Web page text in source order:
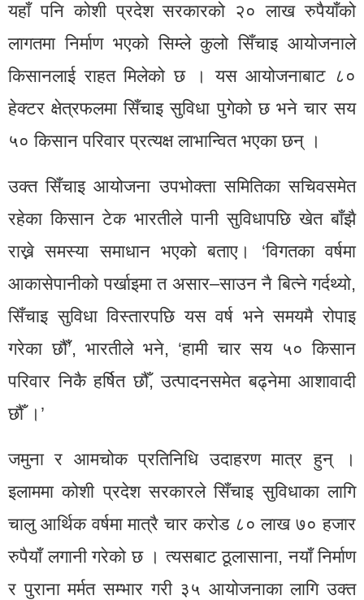
यहाँ पनि कोशी प्रदेश सरकारको २० लाख रुपैयाँको
लागतमा निर्माण भएको सिम्ले कुलो सिँचाइ आयोजनाले
किसानलाई राहत मिलेको छ । यस आयोजनाबाट ८०
हेक्टर क्षेत्रफलमा सिँचाइ सुविधा पुगेको छ भने चार सय
५० किसान परिवार प्रत्यक्ष लाभान्वित भएका छन् ।
उक्त सिँचाइ आयोजना उपभोक्ता समितिका सचिवसमेत
रहेका किसान टेक भारतीले पानी सुविधापछि खेत बाँझै
राख्ने समस्या समाधान भएको बताए। ‘विगतका वर्षमा
आकासेपानीको पर्खाइमा त असार–साउन नै बित्ने गर्दथ्यो,
सिँचाइ सुविधा विस्तारपछि यस वर्ष भने समयमै रोपाइ
गरेका छौँ’, भारतीले भने, ‘हामी चार सय ५० किसान
परिवार निकै हर्षित छौँ, उत्पादनसमेत बढ्नेमा आशावादी
छौँ ।’
जमुना र आमचोक प्रतिनिधि उदाहरण मात्र हुन् ।
इलाममा कोशी प्रदेश सरकारले सिँचाइ सुविधाका लागि
चालु आर्थिक वर्षमा मात्रै चार करोड ८० लाख ७० हजार
रुपैयाँ लगानी गरेको छ । त्यसबाट ठूलासाना, नयाँ निर्माण
र पुराना मर्मत सम्भार गरी ३५ आयोजनाका लागि उक्त